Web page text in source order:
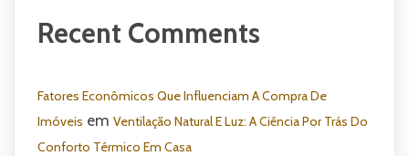
Recent Comments
Fatores Econômicos Que Influenciam A Compra De
Imóveis em Ventilação Natural E Luz: A Ciência Por Trás Do
Conforto Térmico Em Casa